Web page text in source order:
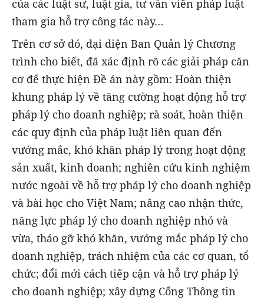
của các luật sư, luật gia, tư vấn viên pháp luật
tham gia hỗ trợ công tác này…
Trên cơ sở đó, đại diện Ban Quản lý Chương
trình cho biết, đã xác định rõ các giải pháp căn
cơ để thực hiện Đề án này gồm: Hoàn thiện
khung pháp lý về tăng cường hoạt động hỗ trợ
pháp lý cho doanh nghiệp; rà soát, hoàn thiện
các quy định của pháp luật liên quan đến
vướng mắc, khó khăn pháp lý trong hoạt động
sản xuất, kinh doanh; nghiên cứu kinh nghiệm
nước ngoài về hỗ trợ pháp lý cho doanh nghiệp
và bài học cho Việt Nam; nâng cao nhận thức,
năng lực pháp lý cho doanh nghiệp nhỏ và
vừa, tháo gỡ khó khăn, vướng mắc pháp lý cho
doanh nghiệp, trách nhiệm của các cơ quan, tổ
chức; đổi mới cách tiếp cận và hỗ trợ pháp lý
cho doanh nghiệp; xây dựng Cổng Thông tin